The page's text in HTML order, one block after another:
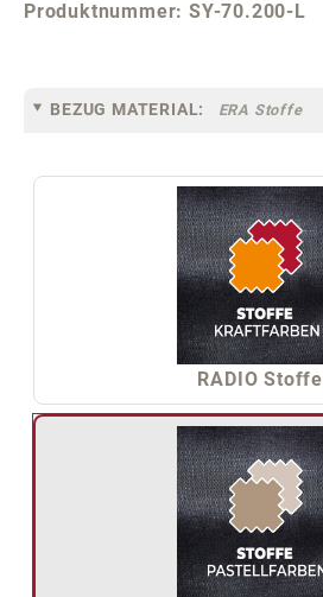
Produktnummer:SY-70.200-L
BEZUG MATERIAL: ERA Stoffe
RADIO Stoffe